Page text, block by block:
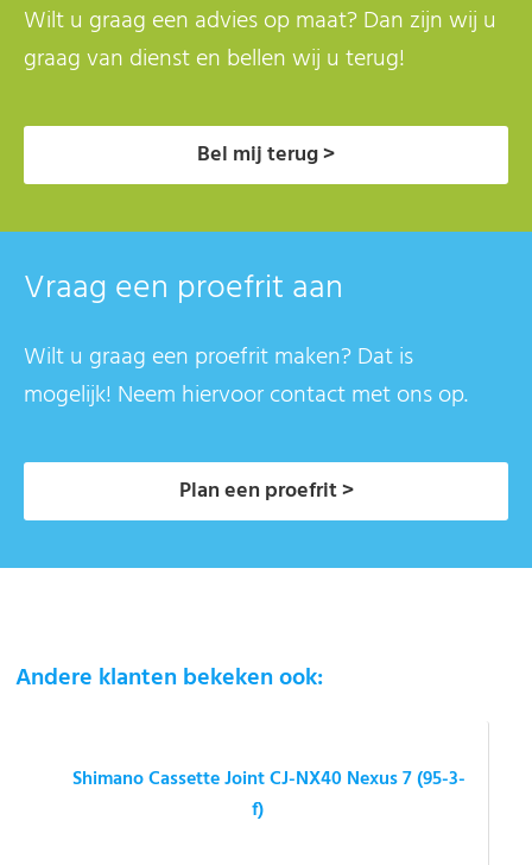
Wilt u graag een advies op maat? Dan zijn wij u
graag van dienst en bellen wij u terug!
Bel mij terug >
Vraag een proefrit aan
Wilt u graag een proefrit maken? Dat is
mogelijk! Neem hiervoor contact met ons op.
Plan een proefrit >
Andere klanten bekeken ook:
Shimano Cassette Joint CJ-NX40 Nexus 7 (95-3-
f)